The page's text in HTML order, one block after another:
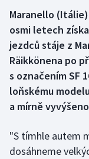
Box
Curling
Dostihy
Futsal
Maranello
osmi letech
jezdců stáje z
Räikkönena po
s označením SF
loňskému
a mírně
"S tímhle autem
dosáhneme